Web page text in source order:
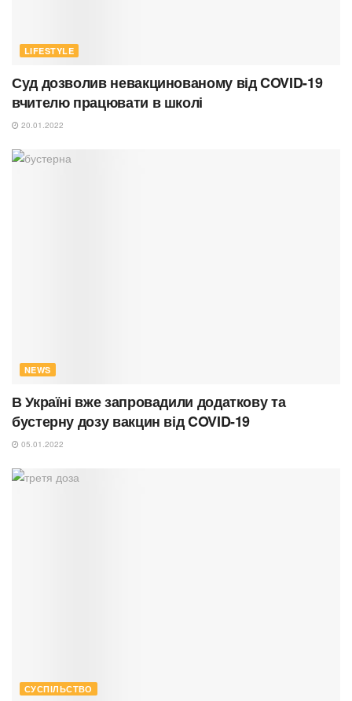
LIFESTYLE
Суд дозволив невакцинованому від COVID-19
вчителю працювати в школі
20.01.2022
NEWS
В Україні вже запровадили додаткову та
бустерну дозу вакцин від COVID-19
05.01.2022
СУСПІЛЬСТВО